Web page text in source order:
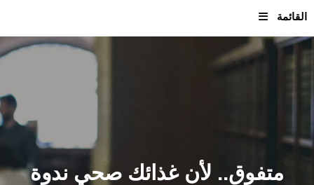
القائمة
الرئيسيـة
عن الجامعة
القطاعـات
الشئون الأكاديمية
متفوق.. لأن غذائك صحي ندوة